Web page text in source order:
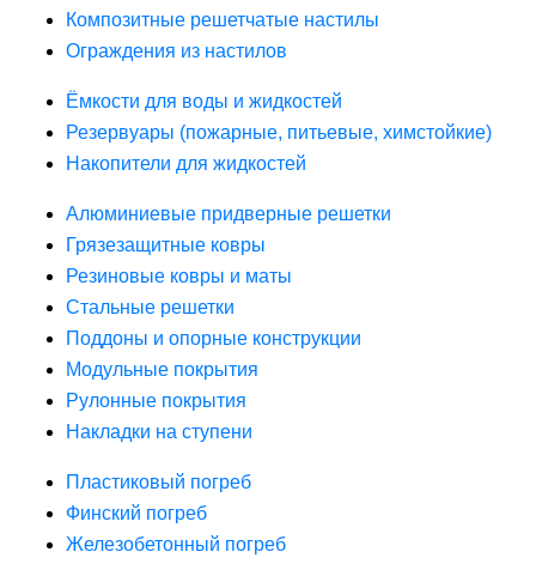
Композитные решетчатые настилы
Ограждения из настилов
Ёмкости для воды и жидкостей
Резервуары (пожарные, питьевые, химстойкие)
Накопители для жидкостей
Алюминиевые придверные решетки
Грязезащитные ковры
Резиновые ковры и маты
Стальные решетки
Поддоны и опорные конструкции
Модульные покрытия
Рулонные покрытия
Накладки на ступени
Пластиковый погреб
Финский погреб
Железобетонный погреб